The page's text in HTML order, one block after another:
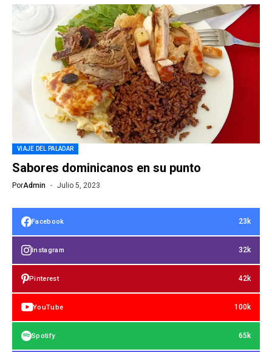
VIAJE DEL PALADAR
Sabores dominicanos en su punto
PorAdmin Julio 5, 2023
Facebook 23k
Instagram 32k
Pinterest 42k
YouTube 100k
Spotify 65k